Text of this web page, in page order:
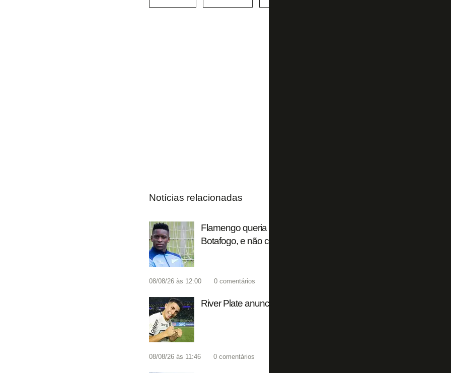
Notícias relacionadas
Flamengo queria parcelamento de cinco anos para contratar Luiz
Botafogo, e não chegou a moldes exigidos pelo Zenit
08/08/26 às 12:00 0 comentários
River Plate anuncia acordo com Atlético de Madrid por Thiago
08/08/26 às 11:46 0 comentários